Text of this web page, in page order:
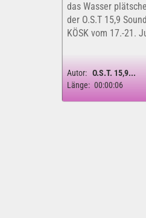
das Wasser
der O.S.T 15,9
KÖSK vom 17.-21.
Autor: O.S.T. 15,9...
Länge: 00:00:06